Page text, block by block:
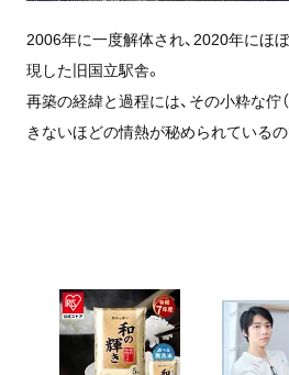
2006年に一度解体され、2020年にほ
現した旧国立駅舎。
再築の経緯と過程には、その小粋な佇
きないほどの情熱が秘められているの